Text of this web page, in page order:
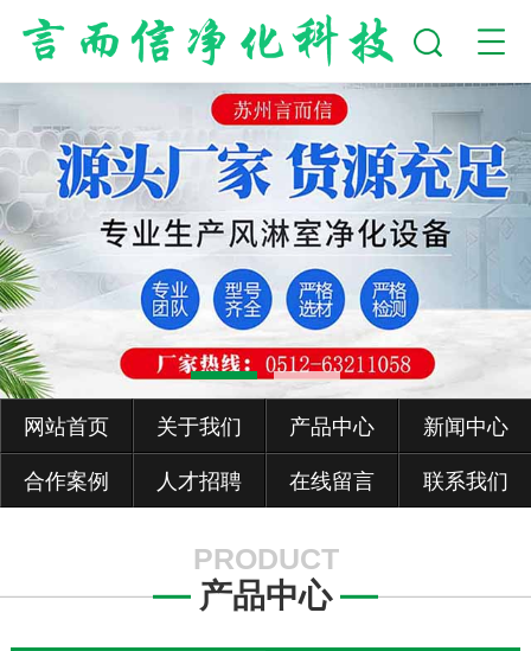
网站首页 关于我们 产品中心 新闻中心
合作案例 人才招聘 在线留言 联系我们
PRODUCT
产品中心